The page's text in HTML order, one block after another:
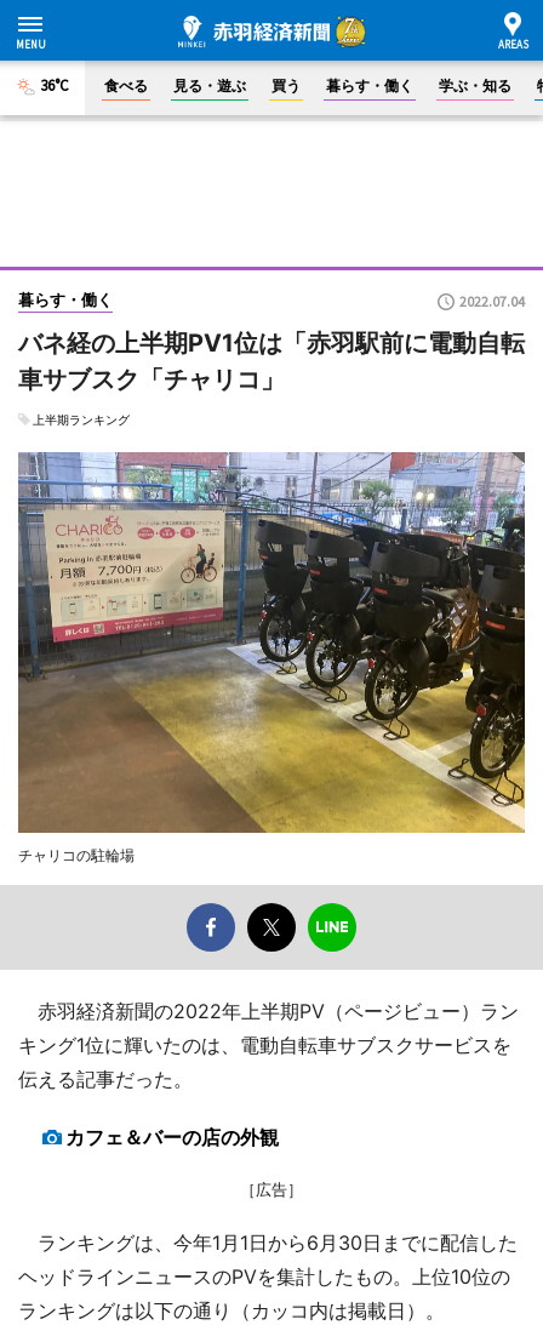
36°C 食べる 見る・遊ぶ 買う 暮らす・働く 学ぶ・知る
暮らす・働く 2022.07.04
バネ経の上半期PV1位は「赤羽駅前に電動自転
車サブスク「チャリコ」
上半期ランキング
チャリコの駐輪場
赤羽経済新聞の2022年上半期PV（ページビュー）ラン
キング1位に輝いたのは、電動自転車サブスクサービスを
伝える記事だった。
カフェ＆バーの店の外観
［広告］
ランキングは、今年1月1日から6月30日までに配信した
ヘッドラインニュースのPVを集計したもの。上位10位の
ランキングは以下の通り（カッコ内は掲載日）。